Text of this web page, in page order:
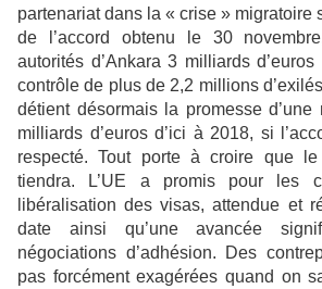
partenariat dans la « crise » migratoire
de l’accord obtenu le 30
autorités d’Ankara 3 milliards
contrôle de plus de 2,2 millions
détient désormais la promesse
milliards d’euros d’ici à 2018, si
respecté. Tout porte à croire que le
tiendra. L’UE a promis pour les
libéralisation des visas, attendue et
date ainsi qu’une avancée
négociations d’adhésion. Des
pas forcément exagérées quand on